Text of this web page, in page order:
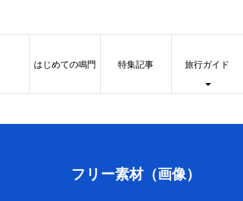
はじめての鳴門 特集記事 旅行ガイド
フリー素材（画像）